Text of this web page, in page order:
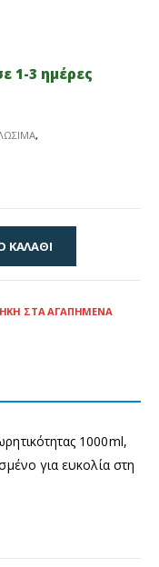
1-3 ημέρες
,
ΚΑΛΆΘΙ
ΣΤΑ ΑΓΑΠΗΜΈΝΑ
1000ml,
για ευκολία στη